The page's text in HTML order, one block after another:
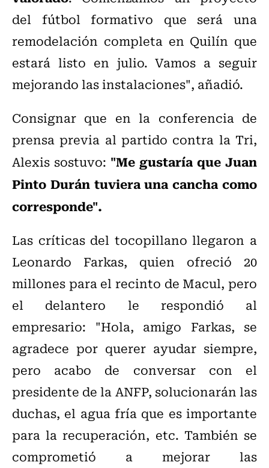
del fútbol formativo que será una
remodelación completa en Quilín que
estará listo en julio. Vamos a seguir
mejorando las instalaciones", añadió.
Consignar que en la conferencia de
prensa previa al partido contra la Tri,
Alexis sostuvo: "Me gustaría que Juan
Pinto Durán tuviera una cancha como
corresponde".
Las críticas del tocopillano llegaron a
Leonardo Farkas, quien ofreció 20
millones para el recinto de Macul, pero
el delantero le respondió al
empresario: "Hola, amigo Farkas, se
agradece por querer ayudar siempre,
pero acabo de conversar con el
presidente de la ANFP, solucionarán las
duchas, el agua fría que es importante
para la recuperación, etc. También se
comprometió a mejorar las